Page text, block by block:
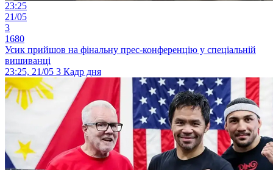
23:25
21/05
3
1680
Усик прийшов на фінальну прес-конференцію у спеціальній
вишиванці
23:25, 21/05 3 Кадр дня